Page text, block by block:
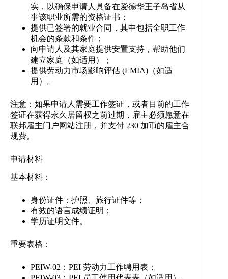
实，以确保申请人具备在爱德华王子岛省从
事该职业所需的资格证书；
提供已签署的就业合同，其中包括全职工作
机会的条款和条件；
向申请人及其家庭提供安置支持，帮助他们
建立家庭（如适用）；
提供劳动力市场影响评估 (LMIA)（如适
用）。
注意：如果申请人需要工作签证，或者目前的工作
签证在获得永久居留权之前过期，雇主必须愿意在
联邦雇主门户网站注册，并支付 230 加币的雇主合
规费。
申请材料
基本材料：
身份证件：护照、旅行证件等；
有效的语言成绩证明；
学历证明文件。
重要表格：
PEIW-02：PEI 劳动力工作聘用表；